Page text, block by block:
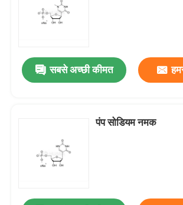
सबसे अच्छी कीमत
पंप सोडियम नमक